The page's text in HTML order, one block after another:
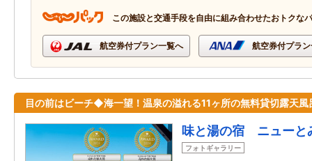
この施設と交通手段を自由に組み合わせたおトクな
航空券付プラン一覧へ 航空券付プラ
目の前はビーチ◆海一望！温泉の溢れる11ヶ所の無料貸切露天風
味と湯の宿 ニューと
フォトギャラリー